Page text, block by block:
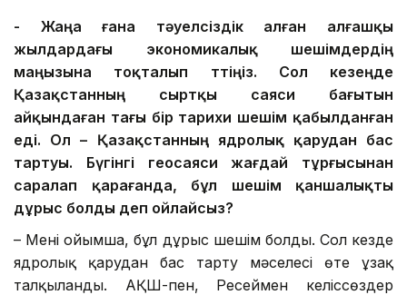
- Жаңа ғана тәуелсіздікалған алғашқы
жылдардағы экономикалық шешімдердің
маңызына тоқталып өттіңіз. Сол кезеңде
Қазақстанның сыртқы саяси бағытын
айқындаған тағы бір тарихи шешім қабылданған
еді. Ол– Қазақстанның ядролық қарудан бас
тартуы. Бүгінгі геосаяси жағдай тұрғысынан
саралап қарағанда, бұл шешім қаншалықты
дұрыс болды деп ойлайсыз?
– Менің ойымша, бұл дұрыс шешім болды. Сол кезде
ядролық қарудан бас тарту мәселесі өте ұзақ
талқыланды. АҚШ-пен, Ресеймен келіссөздер